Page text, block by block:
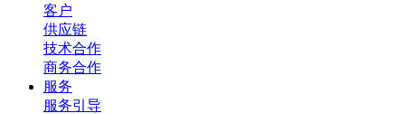
客户
供应链
技术合作
商务合作
服务
服务引导